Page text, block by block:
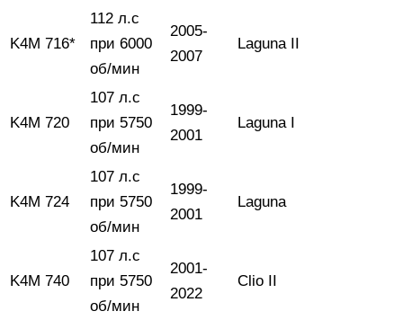
K4M 716*
112 л.с
при 6000
об/мин
2005-
2007
Laguna II
K4M 720
107 л.с
при 5750
об/мин
1999-
2001
Laguna I
K4M 724
107 л.с
при 5750
об/мин
1999-
2001
Laguna
K4M 740
107 л.с
при 5750
об/мин
2001-
2022
Clio II